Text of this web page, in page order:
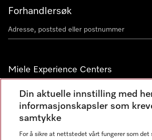
Forhandlersøk
Miele Experience Centers
Miele Experience Center Nesbru
Miele Outlet Nesbru
Din aktuelle innstilling med
informasjonskapsler som
samtykke
For å sikre at nettstedet vårt fungerer som det